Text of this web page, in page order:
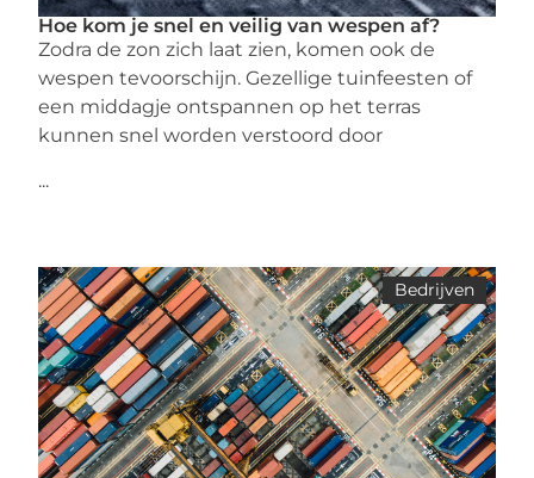
Hoe kom je snel en veilig van wespen af?
Zodra de zon zich laat zien, komen ook de
wespen tevoorschijn. Gezellige tuinfeesten of
een middagje ontspannen op het terras
kunnen snel worden verstoord door
...
Bedrijven